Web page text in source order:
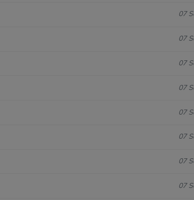
07
07
07
07
07
07
07
07